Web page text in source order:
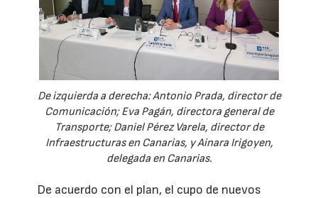
De izquierda a derecha: Antonio Prada, director de
Comunicación; Eva Pagán, directora general de
Transporte; Daniel Pérez Varela, director de
Infraestructuras en Canarias, y Ainara Irigoyen,
delegada en Canarias.
De acuerdo con el plan, el cupo de nuevos